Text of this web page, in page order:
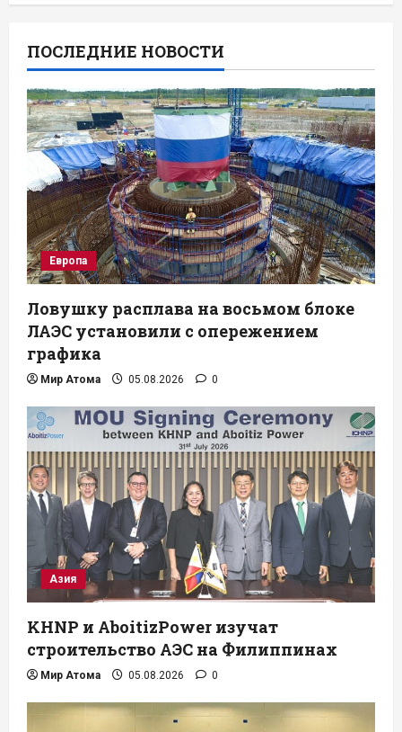
ПОСЛЕДНИЕ НОВОСТИ
Европа
Ловушку расплава на восьмом блоке
ЛАЭС установили с опережением
графика
Мир Атома 05.08.2026 0
Азия
KHNP и AboitizPower изучат
строительство АЭС на Филиппинах
Мир Атома 05.08.2026 0